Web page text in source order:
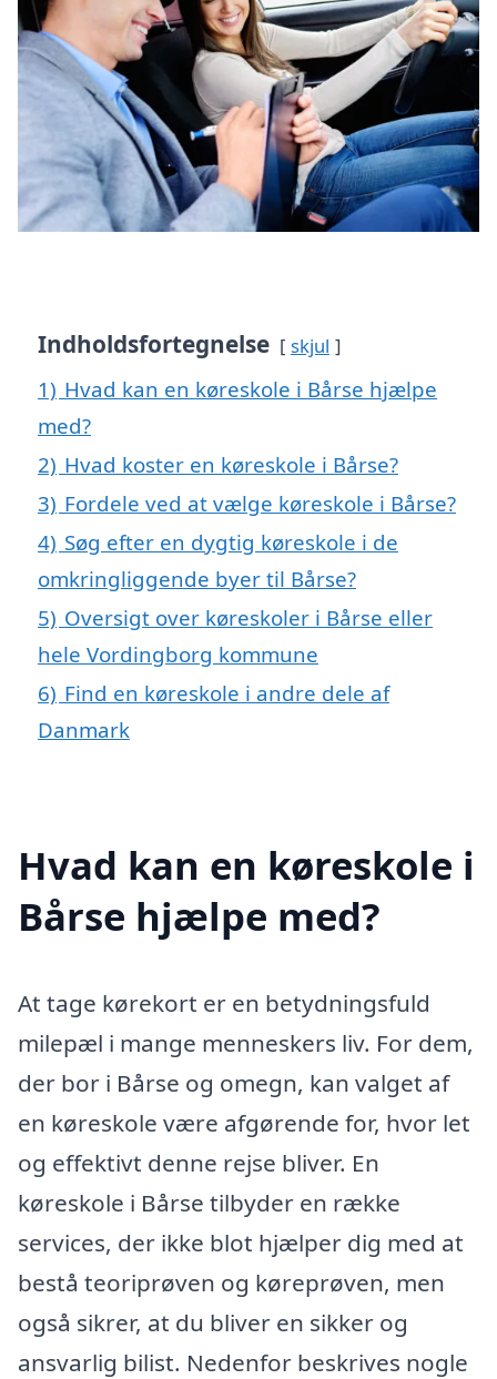
Indholdsfortegnelse skjul
1) Hvad kan en køreskole i Bårse hjælpe
med?
2) Hvad koster en køreskole i Bårse?
3) Fordele ved at vælge køreskole i Bårse?
4) Søg efter en dygtig køreskole i de
omkringliggende byer til Bårse?
5) Oversigt over køreskoler i Bårse eller
hele Vordingborg kommune
6) Find en køreskole i andre dele af
Danmark
Hvad kan en køreskole i
Bårse hjælpe med?
At tage kørekort er en betydningsfuld
milepæl i mange menneskers liv. For dem,
der bor i Bårse og omegn, kan valget af
en køreskole være afgørende for, hvor let
og effektivt denne rejse bliver. En
køreskole i Bårse tilbyder en række
services, der ikke blot hjælper dig med at
bestå teoriprøven og køreprøven, men
også sikrer, at du bliver en sikker og
ansvarlig bilist. Nedenfor beskrives nogle